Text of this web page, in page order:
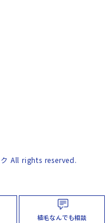
植毛なんでも相談
All rights reserved.